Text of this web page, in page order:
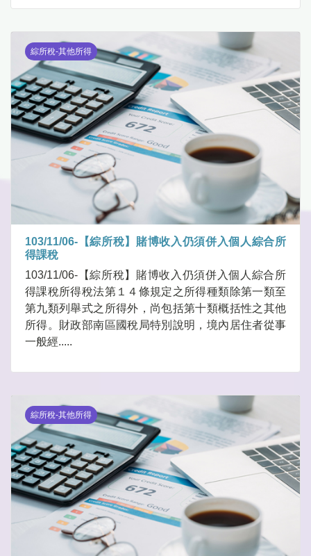
綜所稅-其他所得
103/11/06-【綜所稅】賭博收入仍須併入個人綜合所
得課稅
103/11/06-【綜所稅】賭博收入仍須併入個人綜合所
得課稅所得稅法第１４條規定之所得種類除第一類至
第九類列舉式之所得外，尚包括第十類概括性之其他
所得。財政部南區國稅局特別說明，境內居住者從事
一般經.....
綜所稅-其他所得